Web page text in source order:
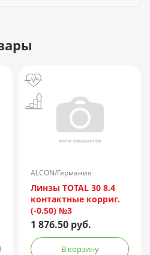
ALCON/Германия
Линзы TOTAL 30 8.4
контактные корриг.
(-0.50) №3
1 876.50 руб.
В корзину